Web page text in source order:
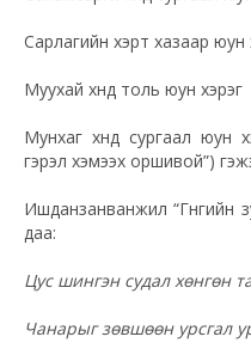
Сарлагийн үхэрт хазаар юун
Муухай хүнд толь юун хэрэг
Мунхаг хүнд сургаал юун
гэрэл хэмээх оршивой”)
Ишданзанванжил “Гүнгийн
даа:
Цус шингэн судал хөнгөн
Чанарыг зөвшөөн урсгал